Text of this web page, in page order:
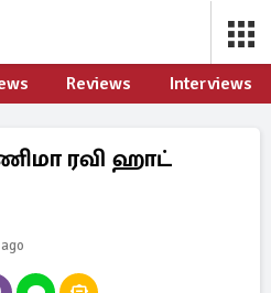
Reviews Interviews
ரவி ஹாட்